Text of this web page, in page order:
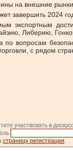
на внешние
завершить 2024
экспортным
Либерию,
по вопросам
с рядом
участвовать в
страницу регистрации.